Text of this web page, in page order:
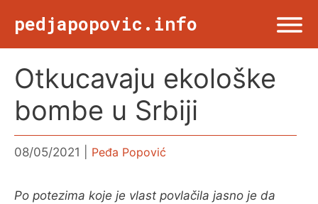
pedjapopovic.info
NASLOVNA
DRUŠTVO
Otkucavaju ekološke
bombe u Srbiji
08/05/2021 Peđa Popović
Po potezima koje je vlast povlačila jasno je da